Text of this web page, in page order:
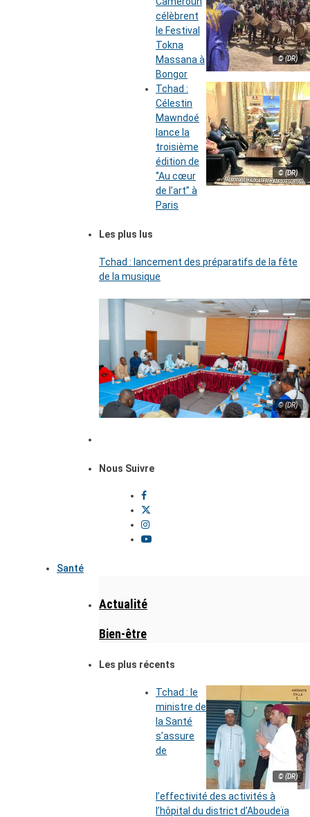
© (DR)
célèbrent
le Festival
Tokna
Massana à
Bongor
© (DR)
Tchad :
Célestin
Mawndoé
lance la
troisième
édition de
‘’Au cœur
de l’art’’ à
Paris
Les plus lus
Tchad : lancement des préparatifs de la fête
de la musique
© (DR)
Nous Suivre
Santé
Actualité
Bien-être
Les plus récents
© (DR)
Tchad : le
ministre de
la Santé
s’assure
de
l’effectivité des activités à
l’hôpital du district d’Aboudeïa